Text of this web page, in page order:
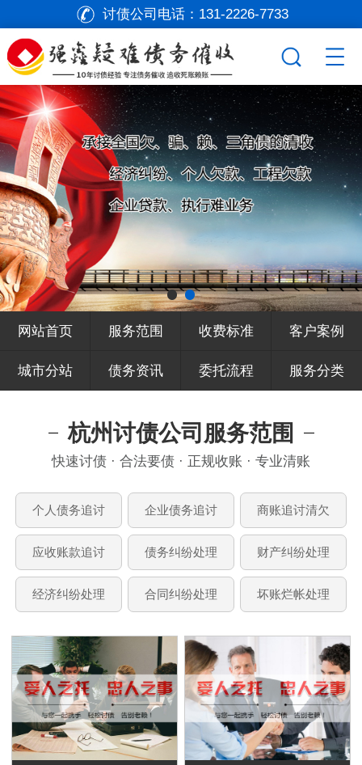
讨债公司电话： 131-2226-7733
网站首页 服务范围 收费标准 客户案例
城市分站 债务资讯 委托流程 服务分类
杭州讨债公司服务范围
快速讨债 · 合法要债 · 正规收账 · 专业清账
个人债务追讨 企业债务追讨 商账追讨清欠
应收账款追讨 债务纠纷处理 财产纠纷处理
经济纠纷处理 合同纠纷处理 坏账烂帐处理